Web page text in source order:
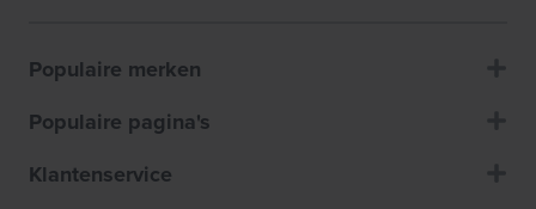
Populaire merken
Populaire pagina's
Klantenservice